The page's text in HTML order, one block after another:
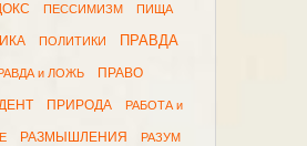
ПЕССИМИЗМ ПИЩА
ПОЛИТИКИ ПРАВДА
и ЛОЖЬ ПРАВО
ПРИРОДА РАБОТА и
РАЗМЫШЛЕНИЯ РАЗУМ